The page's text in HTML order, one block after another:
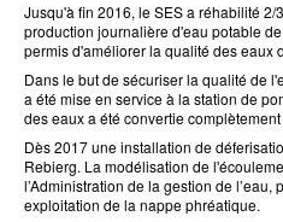
Jusqu'à fin 2016, le SES a réhabilité
production journalière d'eau potable
permis d'améliorer la qualité des eaux
Dans le but de sécuriser la qualité de
a été mise en service à la station de
des eaux a été convertie
Dès 2017 une installation de
Rebierg. La modélisation de
l’Administration de la gestion de
exploitation de la nappe phréatique.